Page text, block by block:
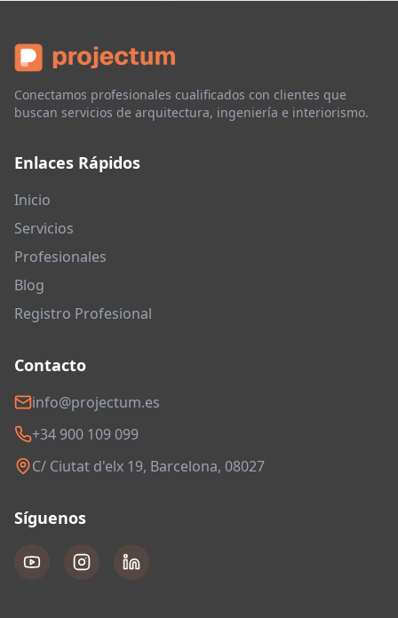
Conectamos profesionales cualificados con clientes que
buscan servicios de arquitectura, ingeniería e interiorismo.
Enlaces Rápidos
Inicio
Servicios
Profesionales
Blog
Registro Profesional
Contacto
info@projectum.es
+34 900 109 099
C/ Ciutat d'elx 19, Barcelona, 08027
Síguenos